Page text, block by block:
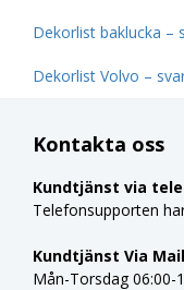
Dekorlist baklucka –
Dekorlist Volvo –
Kontakta oss
Kundtjänst via
Telefonsupporten
Kundtjänst Via
Mån-Torsdag 06:00-